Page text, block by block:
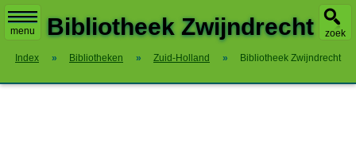
menu zoek
Bibliotheek Zwijndrecht
Index » Bibliotheken » Zuid-Holland » Bibliotheek Zwijndrecht